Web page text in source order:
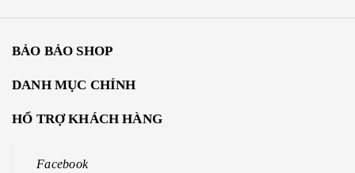
BẢO BẢO SHOP
DANH MỤC CHÍNH
HỔ TRỢ KHÁCH HÀNG
Facebook